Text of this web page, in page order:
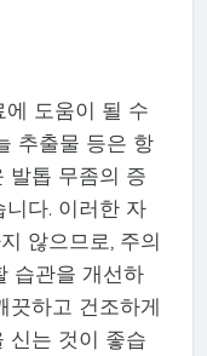
도움이 될 수
추출물 등은 항
발톱 무좀의 증
다. 이러한 자
않으므로, 주의
습관을 개선하
끗하고 건조하게
신는 것이 좋습